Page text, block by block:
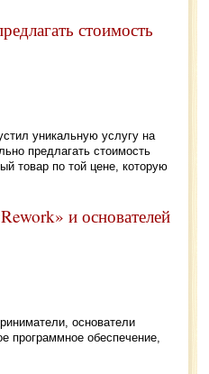
стоимость
уникальную услугу на
предлагать стоимость
товар по той цене, которую
и основателей
основатели
программное обеспечение,